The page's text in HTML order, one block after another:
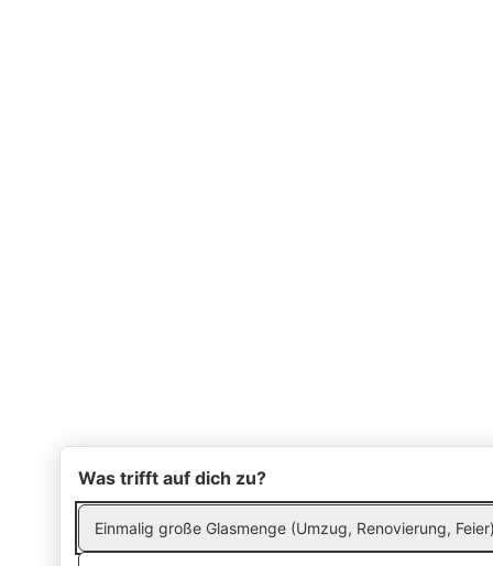
Was trifft auf dich zu?
Einmalig große Glasmenge (Umzug, Renovierung,